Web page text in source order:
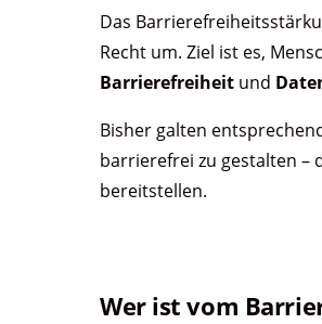
Das
Recht um. Ziel ist es,
Barrierefreiheit und
Bisher galten
barrierefrei zu gestalten –
bereitstellen.
Wer ist vom